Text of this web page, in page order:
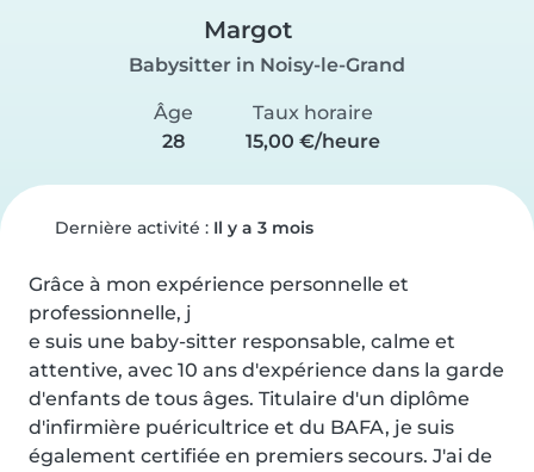
Margot
Babysitter in Noisy-le-Grand
Âge
28
Taux horaire
15,00 €/heure
Dernière activité : Il y a 3 mois
Grâce à mon expérience personnelle et
professionnelle, j
e suis une baby-sitter responsable, calme et
attentive, avec 10 ans d'expérience dans la garde
d'enfants de tous âges. Titulaire d'un diplôme
d'infirmière puéricultrice et du BAFA, je suis
également certifiée en premiers secours. J'ai de